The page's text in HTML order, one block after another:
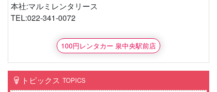
本社:マルミレンタリース
TEL:022-341-0072
100円レンタカー 泉中央駅前店
トピックス TOPICS